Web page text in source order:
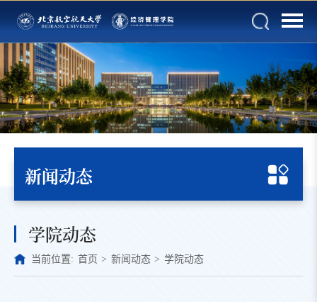
新闻动态
学院动态
当前位置: 首页 > 新闻动态 > 学院动态